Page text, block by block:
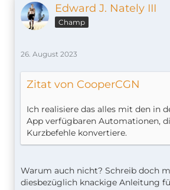
Edward J. Nately III
Champ
26. August 2023
Zitat von CooperCGN
Ich realisiere das alles mit den in
App verfügbaren Automationen,
Kurzbefehle konvertiere.
Warum auch nicht? Schreib doch
diesbezüglich knackige Anleitung